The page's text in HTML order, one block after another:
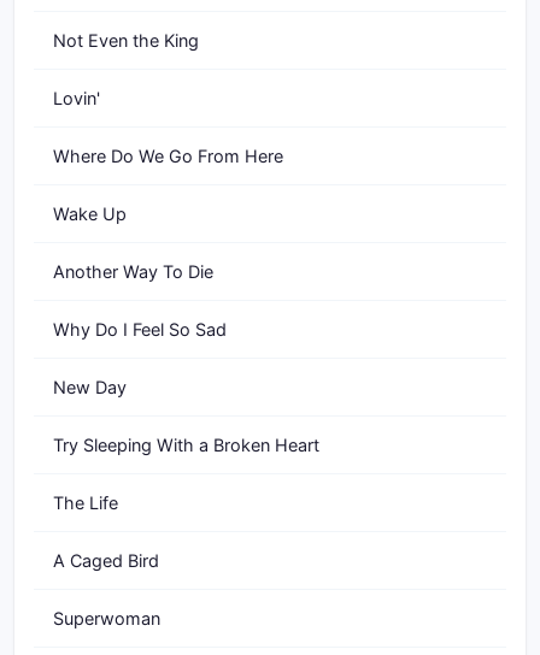
Not Even the King
Lovin'
Where Do We Go From Here
Wake Up
Another Way To Die
Why Do I Feel So Sad
New Day
Try Sleeping With a Broken Heart
The Life
A Caged Bird
Superwoman